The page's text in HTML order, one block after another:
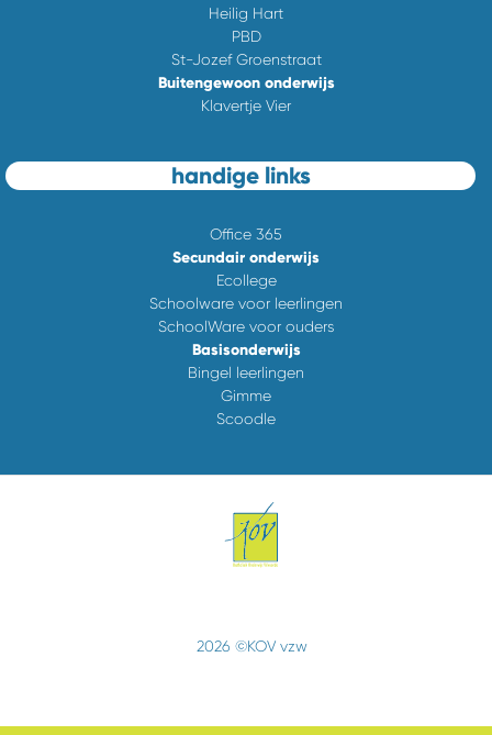
Heilig Hart
PBD
St-Jozef Groenstraat
Buitengewoon onderwijs
Klavertje Vier
handige links
Office 365
Secundair onderwijs
Ecollege
Schoolware voor leerlingen
SchoolWare voor ouders
Basisonderwijs
Bingel leerlingen
Gimme
Scoodle
2026 ©KOV vzw